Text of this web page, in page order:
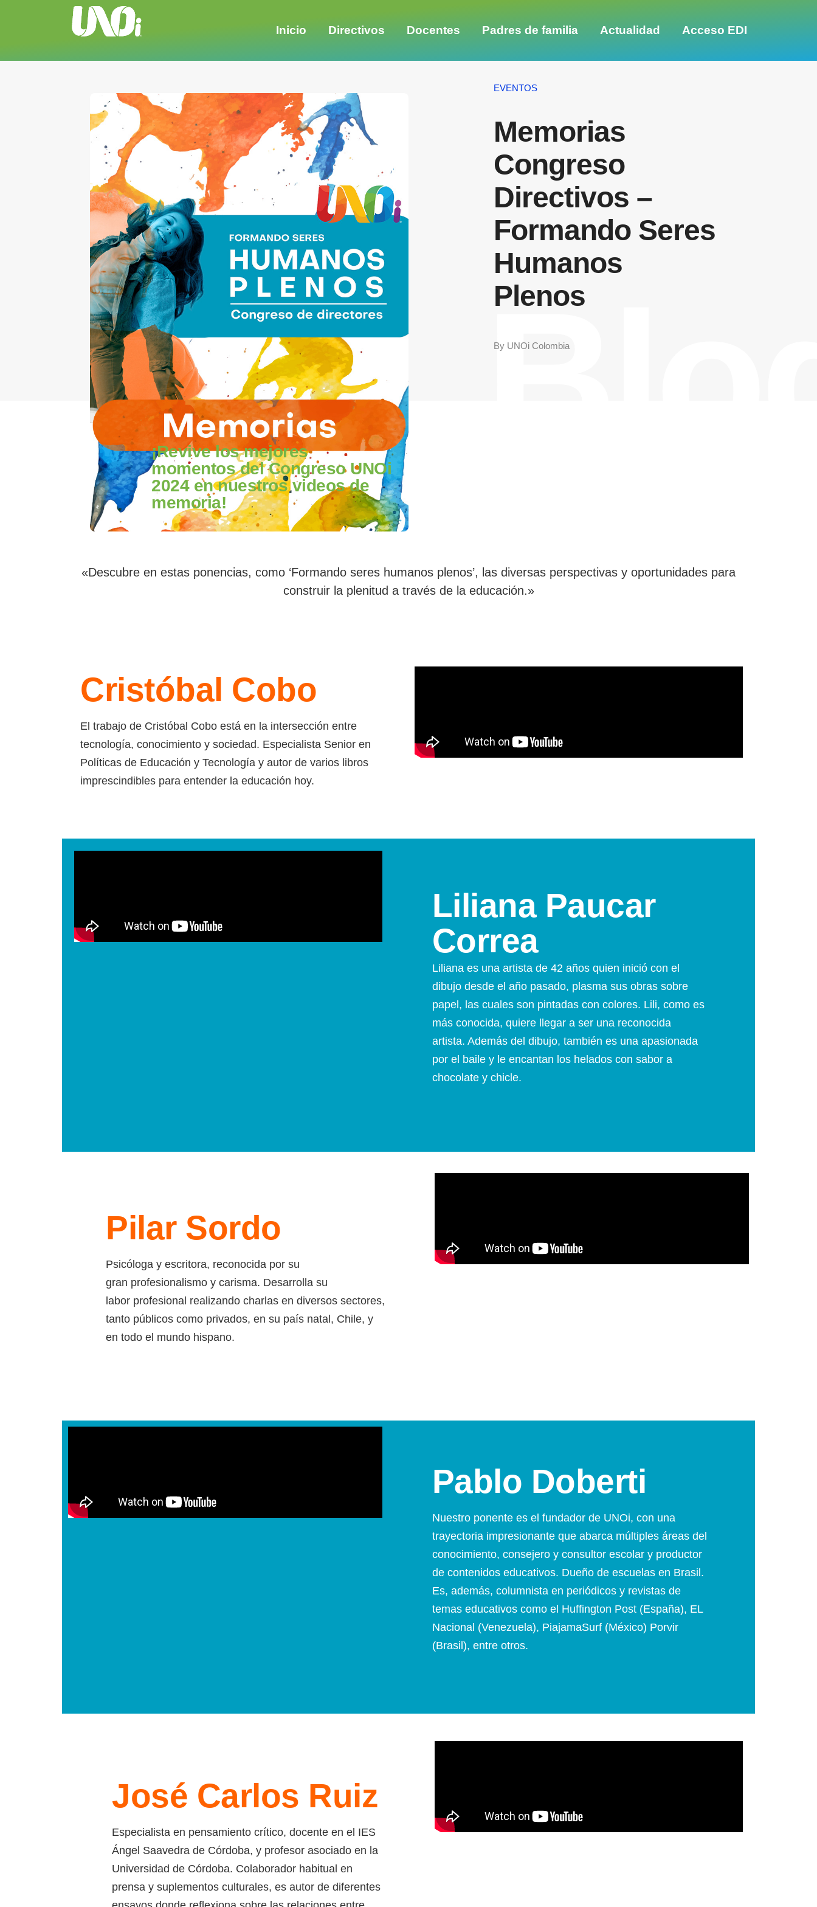
Inicio Directivos Docentes Padres de familia Actualidad Acceso EDI
EVENTOS
Memorias
Congreso
Directivos –
Formando Seres
Humanos
Plenos
By UNOi Colombia
¡Revive los mejores
momentos del Congreso UNOi
2024 en nuestros videos de
memoria!
«Descubre en estas ponencias, como ‘Formando seres humanos plenos’, las diversas perspectivas y oportunidades para
construir la plenitud a través de la educación.»
Cristóbal Cobo
El trabajo de Cristóbal Cobo está en la intersección entre
tecnología, conocimiento y sociedad. Especialista Senior en
Políticas de Educación y Tecnología y autor de varios libros
imprescindibles para entender la educación hoy.
Liliana Paucar
Correa
Liliana es una artista de 42 años quien inició con el
dibujo desde el año pasado, plasma sus obras sobre
papel, las cuales son pintadas con colores. Lili, como es
más conocida, quiere llegar a ser una reconocida
artista. Además del dibujo, también es una apasionada
por el baile y le encantan los helados con sabor a
chocolate y chicle.
Pilar Sordo
Psicóloga y escritora, reconocida por su
gran profesionalismo y carisma. Desarrolla su
labor profesional realizando charlas en diversos sectores,
tanto públicos como privados, en su país natal, Chile, y
en todo el mundo hispano.
Pablo Doberti
Nuestro ponente es el fundador de UNOi, con una
trayectoria impresionante que abarca múltiples áreas del
conocimiento, consejero y consultor escolar y productor
de contenidos educativos. Dueño de escuelas en Brasil.
Es, además, columnista en periódicos y revistas de
temas educativos como el Huffington Post (España), EL
Nacional (Venezuela), PiajamaSurf (México) Porvir
(Brasil), entre otros.
José Carlos Ruiz
Especialista en pensamiento crítico, docente en el IES
Ángel Saavedra de Córdoba, y profesor asociado en la
Universidad de Córdoba. Colaborador habitual en
prensa y suplementos culturales, es autor de diferentes